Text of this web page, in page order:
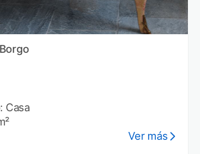
Casa
Ver más